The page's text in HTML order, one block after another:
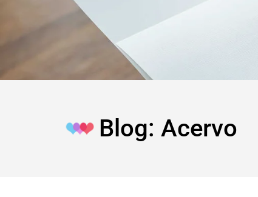
Blog: Acervo